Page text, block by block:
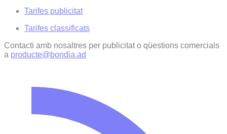
Tarifes publicitat
Tarifes classificats
Contacti amb nosaltres per publicitat o qüestions comercials
a producte@bondia.ad